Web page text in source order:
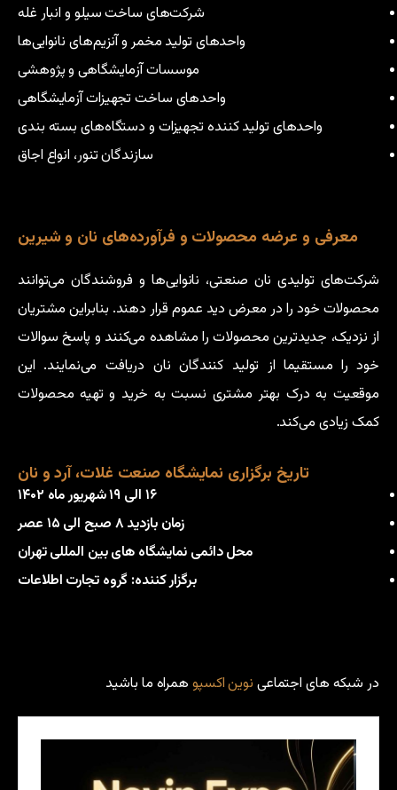
شرکت‌های ساخت سیلو و انبار غله
واحدهای تولید مخمر و آنزیم‌های نانوایی‌ها
موسسات آزمایشگاهی و پژوهشی
واحدهای ساخت تجهیزات آزمایشگاهی
واحدهای تولید کننده تجهیزات و دستگاه‌های بسته بندی
سازندگان تنور، انواع اجاق
معرفی و عرضه محصولات و فرآورده‌های نان و شیرین
شرکت‌های تولیدی نان صنعتی، نانوایی‌ها و فروشندگان می‌توانند
محصولات خود را در معرض دید عموم قرار دهند. بنابراین مشتریان
از نزدیک، جدیدترین محصولات را مشاهده می‌کنند و پاسخ سوالات
خود را مستقیما از تولید کنندگان نان دریافت می‌نمایند. این
موقعیت به درک بهتر مشتری نسبت به خرید و تهیه محصولات
کمک زیادی می‌کند.
تاریخ برگزاری نمایشگاه صنعت غلات، آرد و نان
۱۶ الی ۱۹ شهریور ماه ۱۴۰۲
زمان بازدید ۸ صبح الی ۱۵ عصر
محل دائمی نمایشگاه های بین المللی تهران
برگزار کننده: گروه تجارت اطلاعات
در شبکه های اجتماعی نوین اکسپو همراه ما باشید